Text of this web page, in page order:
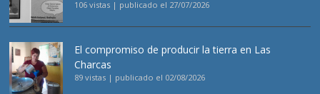
106 vistas | publicado el 27/07/2026
El compromiso de producir la tierra en Las
Charcas
89 vistas | publicado el 02/08/2026